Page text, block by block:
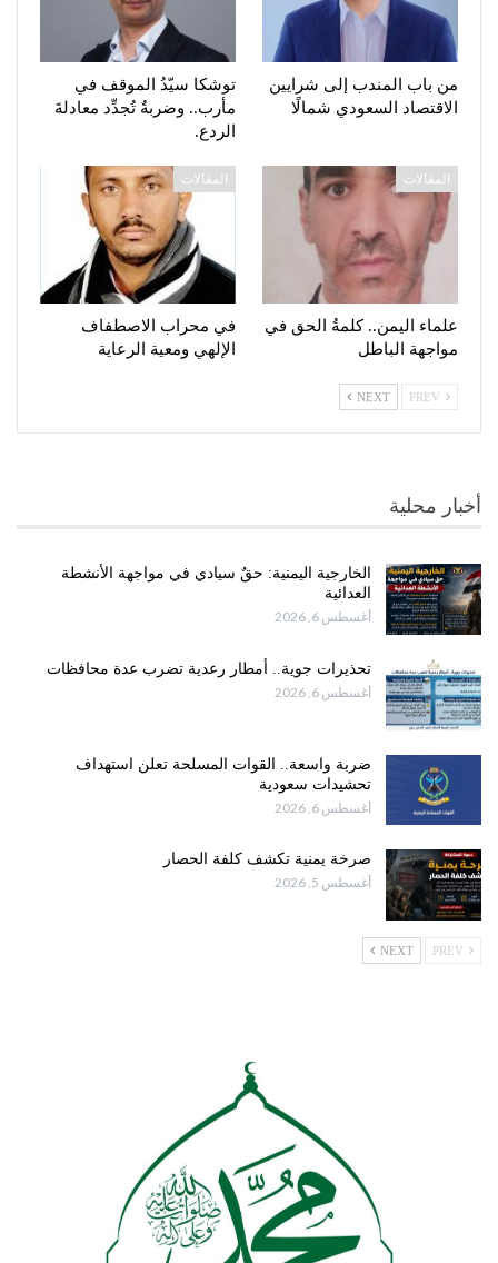
من باب المندب إلى شرايين
الاقتصاد السعودي شمالًا
توشكا سيّدُ الموقف في
مأرب.. وضربةٌ تُجدِّد معادلةَ
الردع.
المقالات
علماء اليمن.. كلمةُ الحق في
مواجهة الباطل
المقالات
في محراب الاصطفاف
الإلهي ومعية الرعاية
NEXT
أخبار محلية
الخارجية اليمنية: حقٌ سيادي في مواجهة الأنشطة
العدائية
أغسطس 6, 2026
تحذيرات جوية.. أمطار رعدية تضرب عدة محافظات
أغسطس 6, 2026
ضربة واسعة.. القوات المسلحة تعلن استهداف
تحشيدات سعودية
أغسطس 6, 2026
صرخة يمنية تكشف كلفة الحصار
أغسطس 5, 2026
NEXT